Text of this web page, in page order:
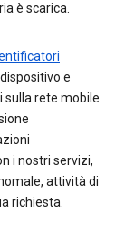
è scarica.
e
rete mobile
i nostri servizi,
attività di
richiesta.